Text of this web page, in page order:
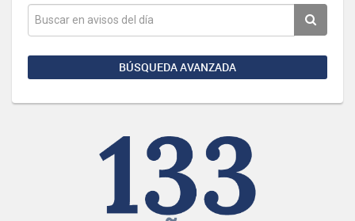
BÚSQUEDA AVANZADA